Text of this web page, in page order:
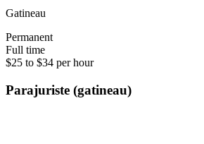
Gatineau
Permanent
Full time
$25 to $34 per hour
Parajuriste (gatineau)